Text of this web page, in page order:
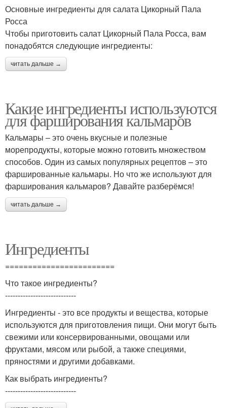
Основные ингредиенты для салата Цикорный Пала
Росса
Чтобы приготовить салат Цикорный Пала Росса, вам
понадобятся следующие ингредиенты:
читать дальше →
Какие ингредиенты используются
для фарширования кальмаров
Кальмары – это очень вкусные и полезные
морепродукты, которые можно готовить множеством
способов. Один из самых популярных рецептов – это
фаршированные кальмары. Но что же используют для
фарширования кальмаров? Давайте разберёмся!
читать дальше →
Ингредиенты
========================
Что такое ингредиенты?
----------------------------
Ингредиенты - это все продукты и вещества, которые
используются для приготовления пищи. Они могут быть
свежими или консервированными, овощами или
фруктами, мясом или рыбой, а также специями,
пряностями и другими добавками.
Как выбрать ингредиенты?
----------------------------